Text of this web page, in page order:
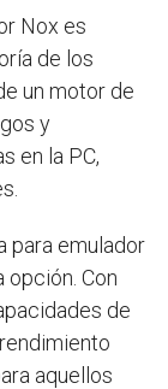
Nox es
de los
un motor de
y
en la PC,
para emulador
opción. Con
de
aquellos